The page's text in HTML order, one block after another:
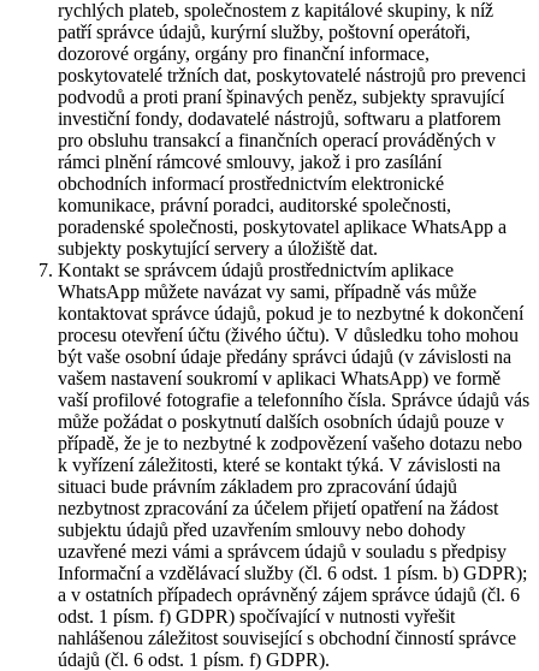
rychlých plateb, společnostem z kapitálové skupiny, k níž
patří správce údajů, kurýrní služby, poštovní operátoři,
dozorové orgány, orgány pro finanční informace,
poskytovatelé tržních dat, poskytovatelé nástrojů pro prevenci
podvodů a proti praní špinavých peněz, subjekty spravující
investiční fondy, dodavatelé nástrojů, softwaru a platforem
pro obsluhu transakcí a finančních operací prováděných v
rámci plnění rámcové smlouvy, jakož i pro zasílání
obchodních informací prostřednictvím elektronické
komunikace, právní poradci, auditorské společnosti,
poradenské společnosti, poskytovatel aplikace WhatsApp a
subjekty poskytující servery a úložiště dat.
Kontakt se správcem údajů prostřednictvím aplikace
WhatsApp můžete navázat vy sami, případně vás může
kontaktovat správce údajů, pokud je to nezbytné k dokončení
procesu otevření účtu (živého účtu). V důsledku toho mohou
být vaše osobní údaje předány správci údajů (v závislosti na
vašem nastavení soukromí v aplikaci WhatsApp) ve formě
vaší profilové fotografie a telefonního čísla. Správce údajů vás
může požádat o poskytnutí dalších osobních údajů pouze v
případě, že je to nezbytné k zodpovězení vašeho dotazu nebo
k vyřízení záležitosti, které se kontakt týká. V závislosti na
situaci bude právním základem pro zpracování údajů
nezbytnost zpracování za účelem přijetí opatření na žádost
subjektu údajů před uzavřením smlouvy nebo dohody
uzavřené mezi vámi a správcem údajů v souladu s předpisy
Informační a vzdělávací služby (čl. 6 odst. 1 písm. b) GDPR);
a v ostatních případech oprávněný zájem správce údajů (čl. 6
odst. 1 písm. f) GDPR) spočívající v nutnosti vyřešit
nahlášenou záležitost související s obchodní činností správce
údajů (čl. 6 odst. 1 písm. f) GDPR).